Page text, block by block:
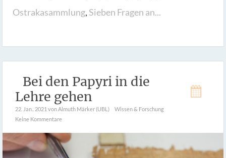
Ostrakasammlung, Sieben Fragen an...
Bei den Papyri in die
Lehre gehen
22. Jan.. 2021 von Almuth Märker (UBL)
Wissen & Forschung
Keine Kommentare